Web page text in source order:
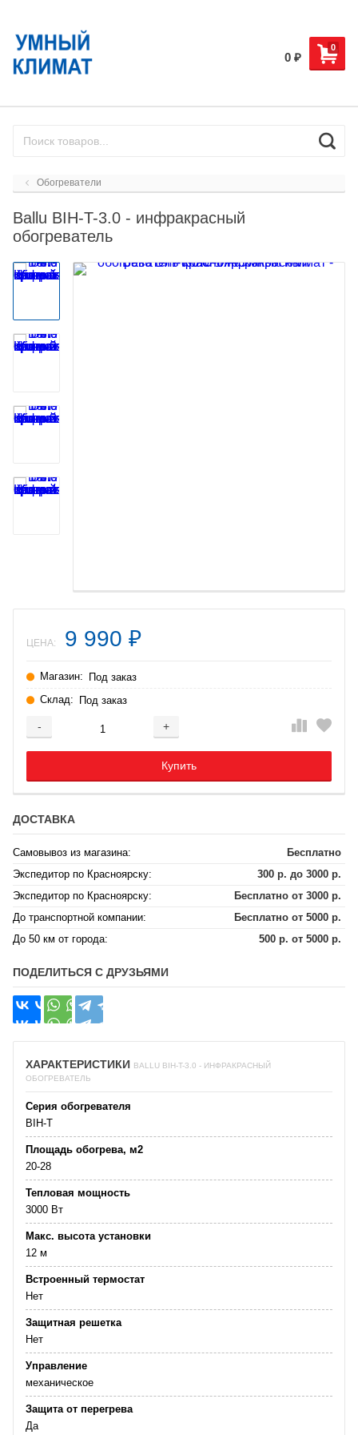
0
0 ₽
Обогреватели
Ballu BIH-T-3.0 - инфракрасный
обогреватель
ЦЕНА: 9 990 ₽
Магазин: Под заказ
Склад: Под заказ
- +
Добавляется...
Купить
Добавлен
ДОСТАВКА
Самовывоз из магазина:
Бесплатно
Экспедитор по Красноярску:
300 р. до 3000 р.
Экспедитор по Красноярску:
Бесплатно от 3000 р.
До транспортной компании:
Бесплатно от 5000 р.
До 50 км от города:
500 р. от 5000 р.
ПОДЕЛИТЬСЯ С ДРУЗЬЯМИ
ХАРАКТЕРИСТИКИ BALLU BIH-T-3.0 - ИНФРАКРАСНЫЙ
ОБОГРЕВАТЕЛЬ
Серия обогревателя
BIH-T
Площадь обогрева, м2
20-28
Тепловая мощность
3000 Вт
Макс. высота установки
12 м
Встроенный термостат
Нет
Защитная решетка
Нет
Управление
механическое
Защита от перегрева
Да